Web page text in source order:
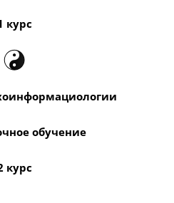
курс
обучение
курс